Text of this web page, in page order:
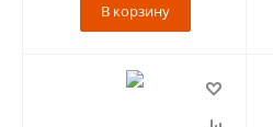
В корзину